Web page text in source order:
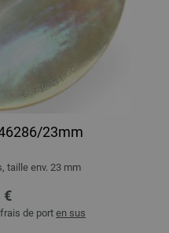
23mm
taille env. 23 mm
€
de porten sus